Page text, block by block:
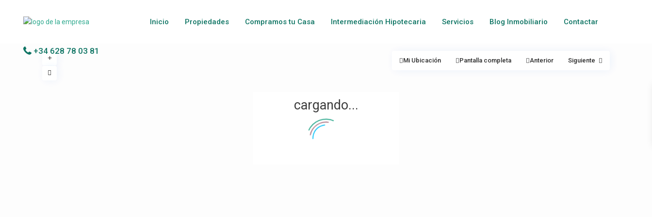
Inicio Propiedades Compramos tu Casa Intermediación Hipotecaria Servicios Blog Inmobiliario Contactar
+34 628 78 03 81
cargando...
Mi Ubicación Pantalla completa Anterior Siguiente